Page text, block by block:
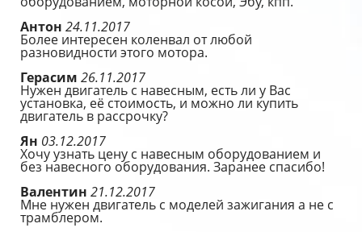
Антон 24.11.2017
Более интересен коленвал от любой
разновидности этого мотора.
Герасим 26.11.2017
Нужен двигатель с навесным, есть ли у Вас
установка, её стоимость, и можно ли купить
двигатель в рассрочку?
Ян 03.12.2017
Хочу узнать цену с навесным оборудованием и
без навесного оборудования. Заранее спасибо!
Валентин 21.12.2017
Мне нужен двигатель с моделей зажигания а не с
трамблером.